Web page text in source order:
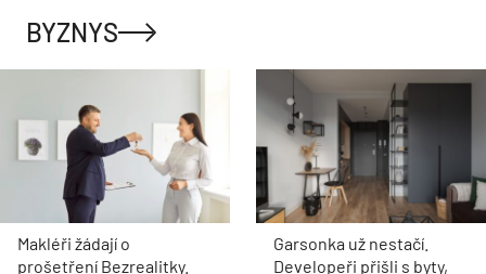
BYZNYS
Makléři žádají o
prošetření Bezrealitky.
Garsonka už nestačí.
Developeři přišli s byty,